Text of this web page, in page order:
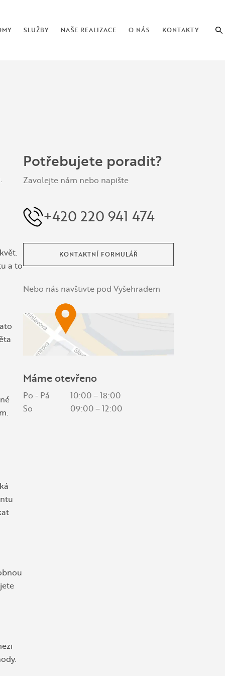
SLUŽBY NAŠE REALIZACE O NÁS KONTAKTY
a to
Potřebujete poradit?
Zavolejte nám nebo napište
+420 220 941 474
KONTAKTNÍ FORMULÁŘ
Nebo nás navštivte pod Vyšehradem
Máme otevřeno
Po - Pá
10:00 – 18:00
So
09:00 – 12:00